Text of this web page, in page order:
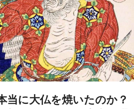
当に大仏を焼いたのか？